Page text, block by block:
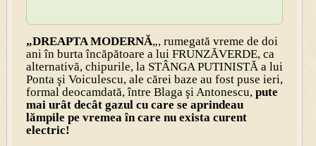
„DREAPTA MODERNĂ„, rumegată vreme de doi
ani în burta încăpătoare a lui FRUNZĂVERDE, ca
alternativă, chipurile, la STÂNGA PUTINISTĂ a lui
Ponta şi Voiculescu, ale cărei baze au fost puse ieri,
formal deocamdată, între Blaga şi Antonescu, pute
mai urât decât gazul cu care se aprindeau
lămpile pe vremea în care nu exista curent
electric!